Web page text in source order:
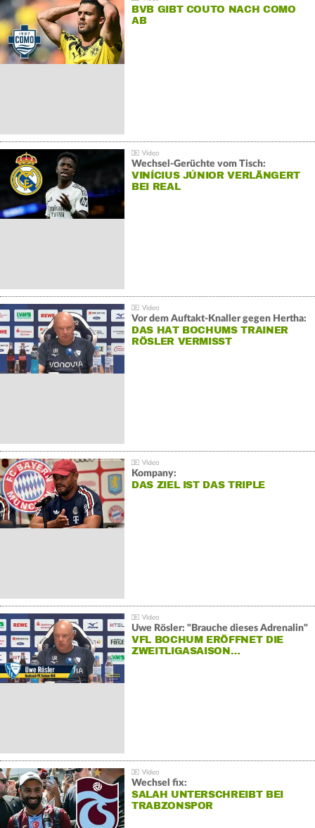
BVB GIBT COUTO NACH COMO
AB
Wechsel-Gerüchte vom Tisch:
VINÍCIUS JÚNIOR VERLÄNGERT
BEI REAL
Vor dem Auftakt-Knaller gegen Hertha:
DAS HAT BOCHUMS TRAINER
RÖSLER VERMISST
Kompany:
DAS ZIEL IST DAS TRIPLE
Uwe Rösler: "Brauche dieses Adrenalin"
VFL BOCHUM ERÖFFNET DIE
ZWEITLIGASAISON…
Wechsel fix:
SALAH UNTERSCHREIBT BEI
TRABZONSPOR